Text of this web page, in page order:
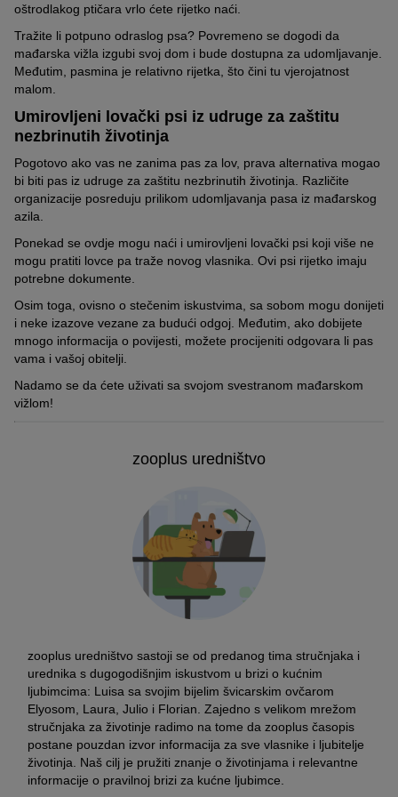
Pasmina je poznata kao vrlo privržena. Razmislite o tome da u
budućnosti povedete svog ljubimca na odmor. Razdvojenost će
teško pasti vašem psu. U suprotnom trebali biste ga od šteneće
dobi naviknuti na pseći hotel ili čuvalicu.
Tekući troškovi
Unaprijed izračunajte troškove s kojima ćete se u budućnosti
redovito susresti, uz početna ulaganja kao što su cijena štenca i
osnovna oprema. Uzmite u obzir visokokvalitetnu hranu i
veterinarske troškove.
U desetljećima koja su uslijedila, broj ljubitelja se stalno mijenjao.
U međuvremenu je, međutim, nekadašnji lovački pas stekao
stabilnu bazu obožavatelja i etablirao se kao idealni ljubimac za
sportaše.
oštrodlakog ptičara vrlo ćete rijetko naći.
Tražite li potpuno odraslog psa? Povremeno se dogodi da
mađarska vižla izgubi svoj dom i bude dostupna za udomljavanje.
Međutim, pasmina je relativno rijetka, što čini tu vjerojatnost
malom.
Umirovljeni lovački psi iz udruge za zaštitu
nezbrinutih životinja
Pogotovo ako vas ne zanima pas za lov, prava alternativa mogao
bi biti pas iz udruge za zaštitu nezbrinutih životinja. Različite
organizacije posreduju prilikom udomljavanja pasa iz mađarskog
azila.
Ponekad se ovdje mogu naći i umirovljeni lovački psi koji više ne
mogu pratiti lovce pa traže novog vlasnika. Ovi psi rijetko imaju
potrebne dokumente.
Osim toga, ovisno o stečenim iskustvima, sa sobom mogu donijeti
i neke izazove vezane za budući odgoj. Međutim, ako dobijete
mnogo informacija o povijesti, možete procijeniti odgovara li pas
vama i vašoj obitelji.
Nadamo se da ćete uživati ​​sa svojom svestranom mađarskom
vižlom!
zooplus uredništvo
zooplus uredništvo sastoji se od predanog tima stručnjaka i
urednika s dugogodišnjim iskustvom u brizi o kućnim
ljubimcima: Luisa sa svojim bijelim švicarskim ovčarom
Elyosom, Laura, Julio i Florian. Zajedno s velikom mrežom
stručnjaka za životinje radimo na tome da zooplus časopis
postane pouzdan izvor informacija za sve vlasnike i ljubitelje
životinja. Naš cilj je pružiti znanje o životinjama i relevantne
informacije o pravilnoj brizi za kućne ljubimce.